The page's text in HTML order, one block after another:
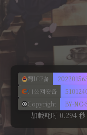
蜀ICP备
川公网安备
Copyright
BY-NC-
加载耗时 0.294